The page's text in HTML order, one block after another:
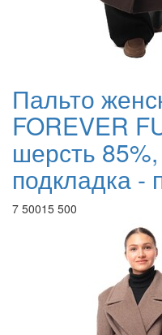
Пальто
FOREVER
шерсть
подкладка -
7 50015 500